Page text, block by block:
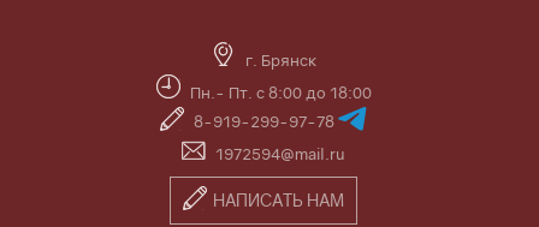
г. Брянск
Пн.- Пт. с 8:00 до 18:00
8-919-299-97-78
1972594@mail.ru
НАПИСАТЬ НАМ